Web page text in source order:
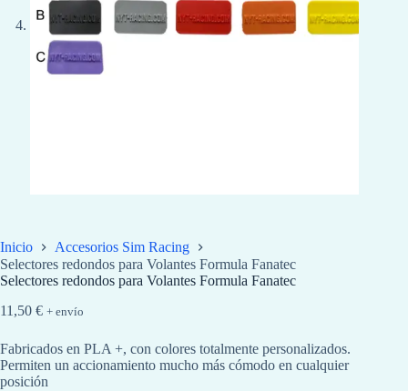
Inicio
Accesorios Sim Racing
Selectores redondos para Volantes Formula Fanatec
Selectores redondos para Volantes Formula Fanatec
11,50 € + envío
Fabricados en PLA +, con colores totalmente personalizados.
Permiten un accionamiento mucho más cómodo en cualquier
posición